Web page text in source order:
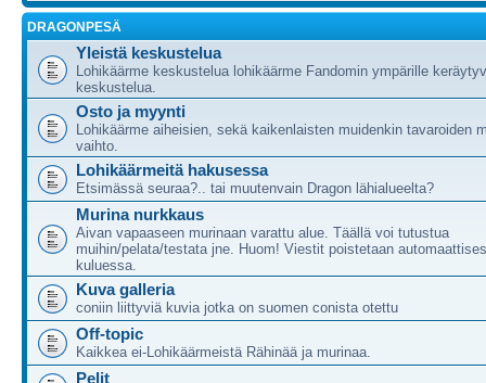
DRAGONPESÄ
Yleistä keskustelua
Lohikäärme keskustelua lohikäärme Fandomin ympärille
keskustelua.
Osto ja myynti
Lohikäärme aiheisien, sekä kaikenlaisten muidenkin tavaroiden
vaihto.
Lohikäärmeitä hakusessa
Etsimässä seuraa?.. tai muutenvain Dragon lähialueelta?
Murina nurkkaus
Aivan vapaaseen murinaan varattu alue. Täällä voi tutustua
muihin/pelata/testata jne. Huom! Viestit poistetaan
kuluessa.
Kuva galleria
coniin liittyviä kuvia jotka on suomen conista otettu
Off-topic
Kaikkea ei-Lohikäärmeistä Rähinää ja murinaa.
Pelit